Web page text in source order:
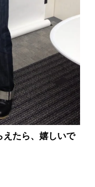
えたら、嬉しいで